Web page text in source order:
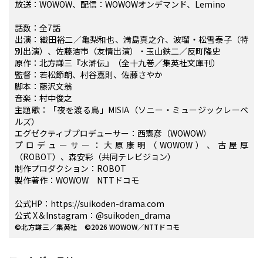
放送：WOWOW、配信：WOWOWオンデマンド、Lemino
話数：全7話
出演：織田裕二／亀梨和也、満島真之介、波瑠・松雪泰子（特
別出演）、佐藤浩市（友情出演）・玉山鉄二／反町隆史
原作：北方謙三『水滸伝』（全十九巻／集英社文庫刊）
監督：若松節朗、村谷嘉則、佐藤さやか
脚本：藤沢文翁
音楽：村中俊之
主題歌：「夜を渡る鳥」MISIA（ソニー・ミュージックレーベ
ルズ）
エグゼクティブプロデューサー：西憲彦（WOWOW）
プロデューサー：大原康明（WOWOW）、古屋厚
（ROBOT）、森安彩（共同テレビジョン）
制作プロダクション：ROBOT
製作著作：WOWOW NTTドコモ
公式HP：https://suikoden-drama.com
公式 X＆Instagram：@suikoden_drama
©︎︎北方謙三／集英社 ©︎2026 WOWOW／NTTドコモ